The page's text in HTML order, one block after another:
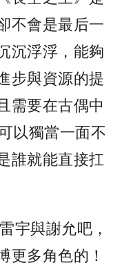
不會是最后一
沉浮浮，能夠
步與資源的提
需要在古偶中
以獨當一面不
誰就能直接扛
宇與謝允吧，
更多角色的！